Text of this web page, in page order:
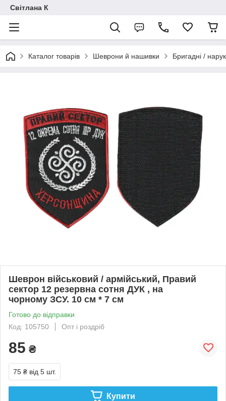
Світлана К
Каталог товарів Шеврони й нашивки Бригадні /
Шеврон військовий / армійський, Правий
сектор 12 резервна сотня ДУК , на
чорному ЗСУ. 10 см * 7 см
Готово до відправки
Код: 105750
Опт і роздріб
85 ₴
75 ₴ від 5 шт.
Купити